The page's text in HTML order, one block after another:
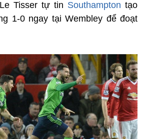
Tisser tự tin Southampton tạo
1-0 ngay tại Wembley để đoạt